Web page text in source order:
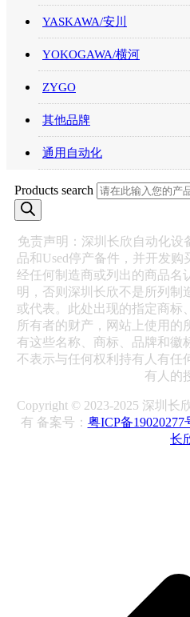
YASKAWA/安川
YOKOGAWA/横河
ZYGO
其他品牌
通用自动化
Products search
免责声明：深圳长欣自动化设
品和Used停产备件，并开发
经任何制造商或列出的商品名
明，否则深圳长欣不是所列制
或代表。此处出现的指定商标
所有者的财产，网站上使用的
有这些名称、商标、品牌和徽
不表示与任何权利持有人有任
有人的
Copyright © 2023-2025 深圳
有 备案号： 粤ICP备19020277
长